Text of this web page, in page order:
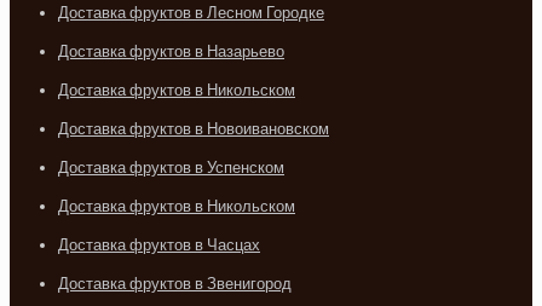
Доставка фруктов в Лесном Городке
Доставка фруктов в Назарьево
Доставка фруктов в Никольском
Доставка фруктов в Новоивановском
Доставка фруктов в Успенском
Доставка фруктов в Никольском
Доставка фруктов в Часцах
Доставка фруктов в Звенигород